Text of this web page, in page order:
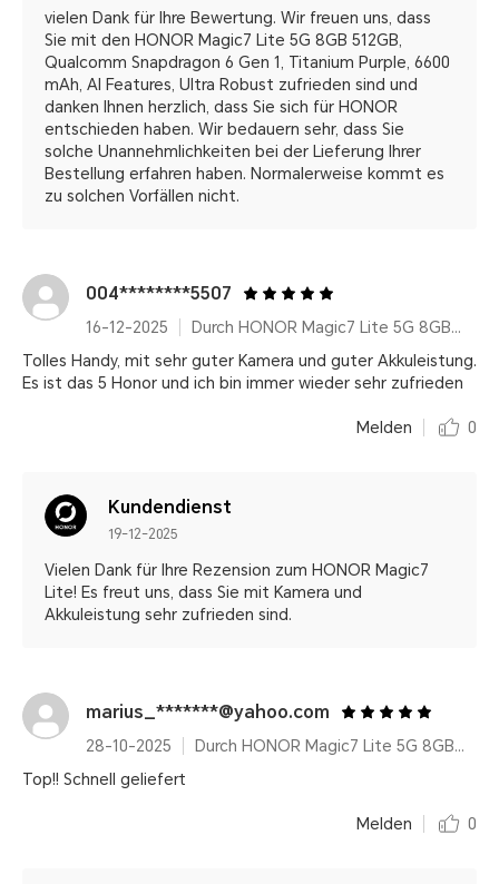
vielen Dank für Ihre Bewertung. Wir freuen uns, dass
Sie mit den HONOR Magic7 Lite 5G 8GB 512GB,
Qualcomm Snapdragon 6 Gen 1, Titanium Purple, 6600
mAh, AI Features, Ultra Robust zufrieden sind und
danken Ihnen herzlich, dass Sie sich für HONOR
entschieden haben. Wir bedauern sehr, dass Sie
solche Unannehmlichkeiten bei der Lieferung Ihrer
Bestellung erfahren haben. Normalerweise kommt es
zu solchen Vorfällen nicht.
004********5507
16-12-2025
Durch HONOR Magic7 Lite 5G 8GB+512GB, Qualcomm Snapdragon 6 Gen 1, Titanium Purple, 6600 mAh, AI Features, Ultra Robust
Tolles Handy, mit sehr guter Kamera und guter Akkuleistung.
Es ist das 5 Honor und ich bin immer wieder sehr zufrieden
Melden 0
Kundendienst
19-12-2025
Vielen Dank für Ihre Rezension zum HONOR Magic7
Lite! Es freut uns, dass Sie mit Kamera und
Akkuleistung sehr zufrieden sind.
marius_*******@yahoo.com
28-10-2025
Durch HONOR Magic7 Lite 5G 8GB+512GB, Qualcomm Snapdragon 6 Gen 1, Titanium Black, 6600 mAh, AI Features, Ultra Robust
Top!! Schnell geliefert
Melden 0